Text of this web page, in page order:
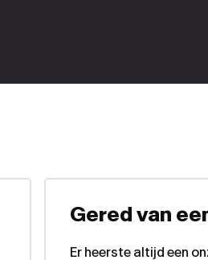
Gered van
Er heerste altijd een